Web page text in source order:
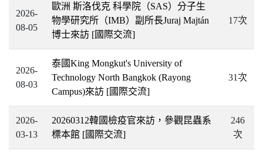
2026-
08-05
歐洲 斯洛伐克 科學院（SAS）分子生
物學研究所（IMB）副所長Juraj Majtán
博士來訪 [國際交流]
17次
2026-
08-03
泰國King Mongkut's University of
Technology North Bangkok (Rayong
Campus)來訪 [國際交流]
31次
2026-
03-13
20260312韓國檢疫官來訪，參觀昆蟲系
標本館 [國際交流]
246
次